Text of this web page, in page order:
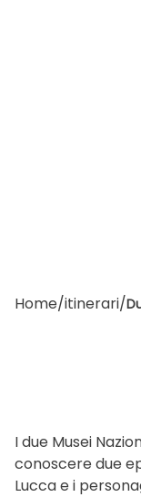
Home/itinerari/
I due Musei
conoscere due
Lucca e i